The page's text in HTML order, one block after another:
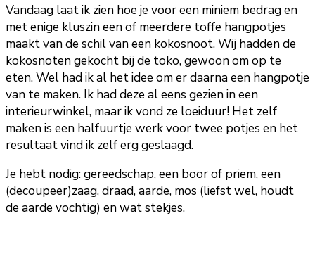
Vandaag laat ik zien hoe je voor een miniem bedrag en
met enige kluszin een of meerdere toffe hangpotjes
maakt van de schil van een kokosnoot. Wij hadden de
kokosnoten gekocht bij de toko, gewoon om op te
eten. Wel had ik al het idee om er daarna een hangpotje
van te maken. Ik had deze al eens gezien in een
interieurwinkel, maar ik vond ze loeiduur! Het zelf
maken is een halfuurtje werk voor twee potjes en het
resultaat vind ik zelf erg geslaagd.
Je hebt nodig: gereedschap, een boor of priem, een
(decoupeer)zaag, draad, aarde, mos (liefst wel, houdt
de aarde vochtig) en wat stekjes.